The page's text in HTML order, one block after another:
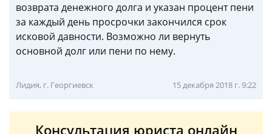
возврата денежного долга и указан процент пени
за каждый день просрочки закончился срок
исковой давности. Возможно ли вернуть
основной долг или пени по нему.
Лидия, г. Георгиевск 15 декабря 2018 г. 9:22
Консультация юриста онлайн